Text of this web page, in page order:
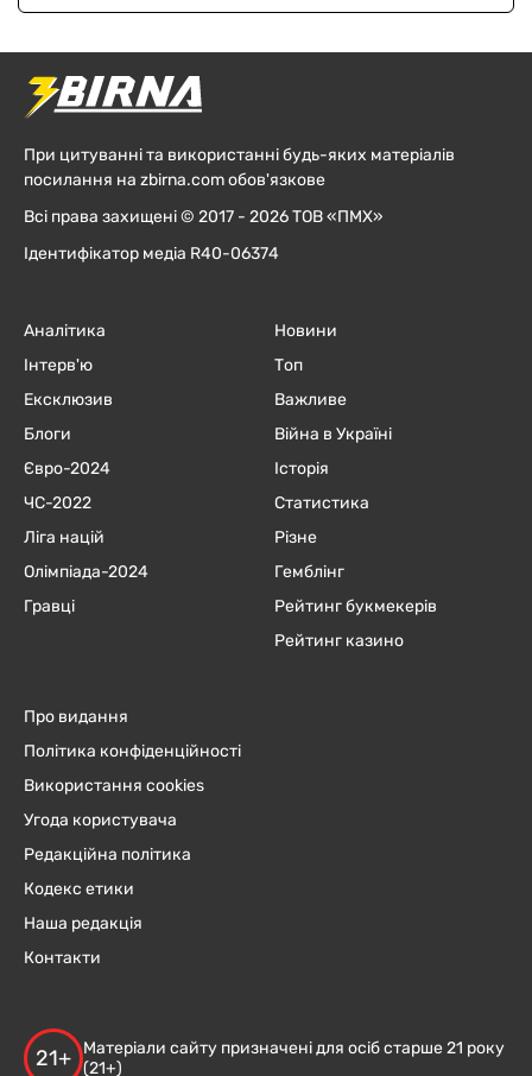
При цитуванні та використанні будь-яких матеріалів
посилання на zbirna.com обов'язкове
Всі права захищені © 2017 - 2026 ТОВ «ПМХ»
Ідентифікатор медіа R40-06374
Аналітика
Інтерв'ю
Ексклюзив
Блоги
Євро-2024
ЧC-2022
Ліга націй
Олімпіада-2024
Гравці
Новини
Топ
Важливе
Війна в Україні
Історія
Статистика
Різне
Гемблінг
Рейтинг букмекерів
Рейтинг казино
Про видання
Політика конфіденційності
Використання cookies
Угода користувача
Редакційна політика
Кодекс етики
Наша редакція
Контакти
21+
Матеріали сайту призначені для осіб старше 21 року
(21+)